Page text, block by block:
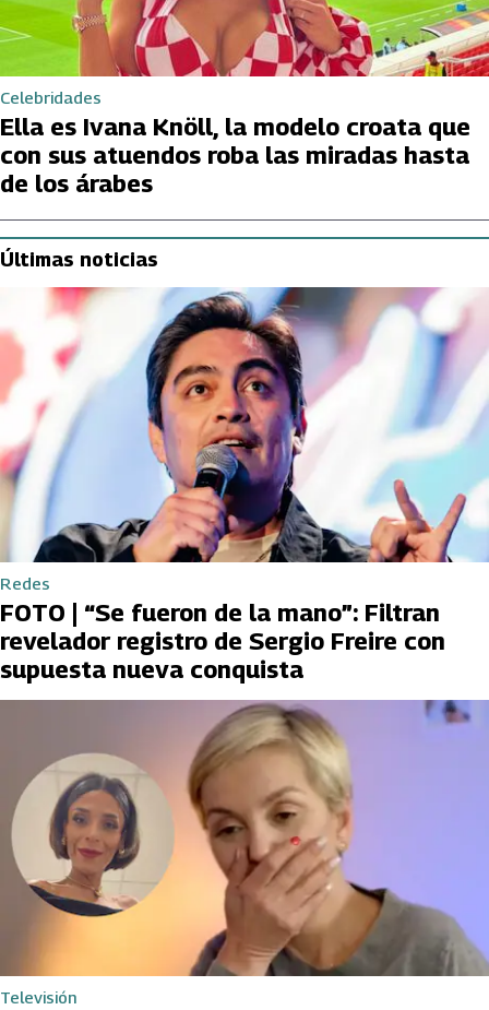
Celebridades
Ella es Ivana Knöll, la modelo croata que
con sus atuendos roba las miradas hasta
de los árabes
Últimas noticias
Redes
FOTO | “Se fueron de la mano”: Filtran
revelador registro de Sergio Freire con
supuesta nueva conquista
Televisión